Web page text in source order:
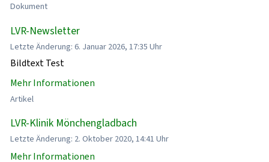
Dokument
LVR-Newsletter
Letzte Änderung: 6. Januar 2026, 17:35 Uhr
Bildtext Test
Mehr Informationen
Artikel
LVR-Klinik Mönchengladbach
Letzte Änderung: 2. Oktober 2020, 14:41 Uhr
Mehr Informationen